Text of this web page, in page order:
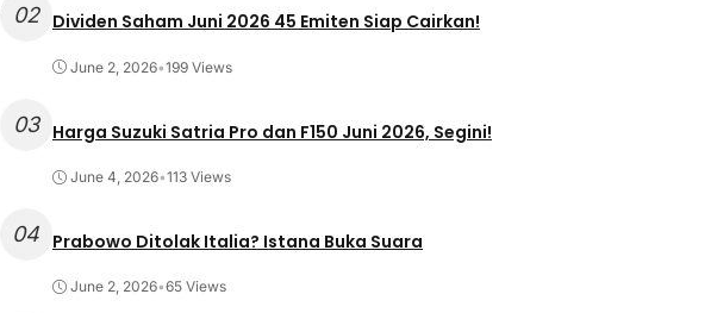
02 Dividen Saham Juni 2026 45 Emiten Siap Cairkan!
June 2, 2026•199 Views
03 Harga Suzuki Satria Pro dan F150 Juni 2026, Segini!
June 4, 2026•113 Views
04 Prabowo Ditolak Italia? Istana Buka Suara
June 2, 2026•65 Views